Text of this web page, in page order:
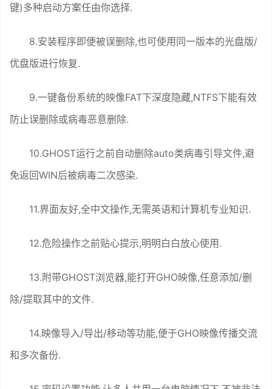
键)多种启动方案任由你选择.
8.安装程序即便被误删除,也可使用同一版本的光盘版/
优盘版进行恢复.
9.一键备份系统的映像FAT下深度隐藏,NTFS下能有效
防止误删除或病毒恶意删除.
10.GHOST运行之前自动删除auto类病毒引导文件,避
免返回WIN后被病毒二次感染.
11.界面友好,全中文操作,无需英语和计算机专业知识.
12.危险操作之前贴心提示,明明白白放心使用.
13.附带GHOST浏览器,能打开GHO映像,任意添加/删
除/提取其中的文件.
14.映像导入/导出/移动等功能,便于GHO映像传播交流
和多次备份.